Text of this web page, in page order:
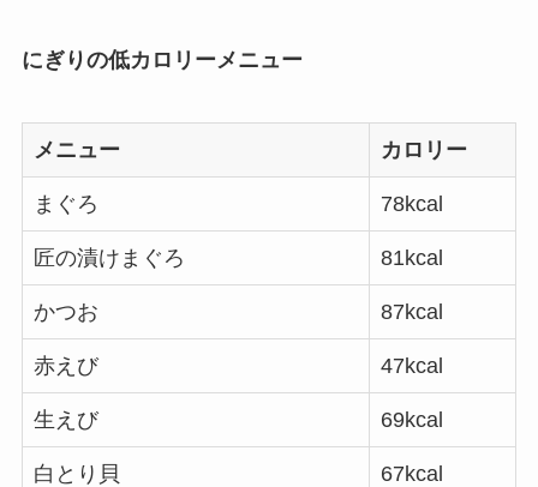
にぎりの低カロリーメニュー
メニュー カロリー
まぐろ 78kcal
匠の漬けまぐろ 81kcal
かつお 87kcal
赤えび 47kcal
生えび 69kcal
白とり貝 67kcal